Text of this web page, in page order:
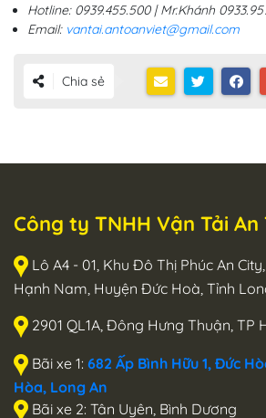
Hotline: 0939.455.500 | Mr.Khánh
Email: vantai.antoanviet@gmail.com
Chia sẻ
Công ty TNHH Vận Tải An
Lô A4 - 01, Khu Đô Thị Phúc An
Hạnh Nam, Huyện Đức Hoà, Tỉnh
2901 QL1A, Đông Hưng Thuận, TP
Bãi xe 1: 682 Ấp Bình Hữu 1, Đức
Hòa, Long An
Bãi xe 2: Tân Uyên, Bình Dương